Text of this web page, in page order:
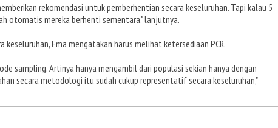
rekomendasi untuk pemberhentian secara keseluruhan. Tapi kalau 5
otomatis mereka berhenti sementara," lanjutnya.
keseluruhan, Ema mengatakan harus melihat ketersediaan PCR.
sampling. Artinya hanya mengambil dari populasi sekian hanya dengan
secara metodologi itu sudah cukup representatif secara keseluruhan,"